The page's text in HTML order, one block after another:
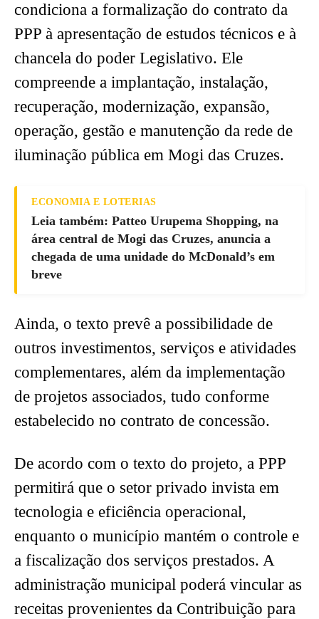
condiciona a formalização do contrato da
PPP à apresentação de estudos técnicos e à
chancela do poder Legislativo. Ele
compreende a implantação, instalação,
recuperação, modernização, expansão,
operação, gestão e manutenção da rede de
iluminação pública em Mogi das Cruzes.
ECONOMIA E LOTERIAS
Leia também: Patteo Urupema Shopping, na
área central de Mogi das Cruzes, anuncia a
chegada de uma unidade do McDonald’s em
breve
Ainda, o texto prevê a possibilidade de
outros investimentos, serviços e atividades
complementares, além da implementação
de projetos associados, tudo conforme
estabelecido no contrato de concessão.
De acordo com o texto do projeto, a PPP
permitirá que o setor privado invista em
tecnologia e eficiência operacional,
enquanto o município mantém o controle e
a fiscalização dos serviços prestados. A
administração municipal poderá vincular as
receitas provenientes da Contribuição para